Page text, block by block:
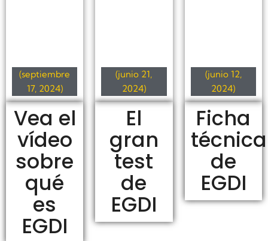
(septiembre
17, 2024)
Vea el
vídeo
sobre
qué
es
EGDI
(junio 21,
2024)
El
gran
test
de
EGDI
(junio 12,
2024)
Ficha
técnica
de
EGDI